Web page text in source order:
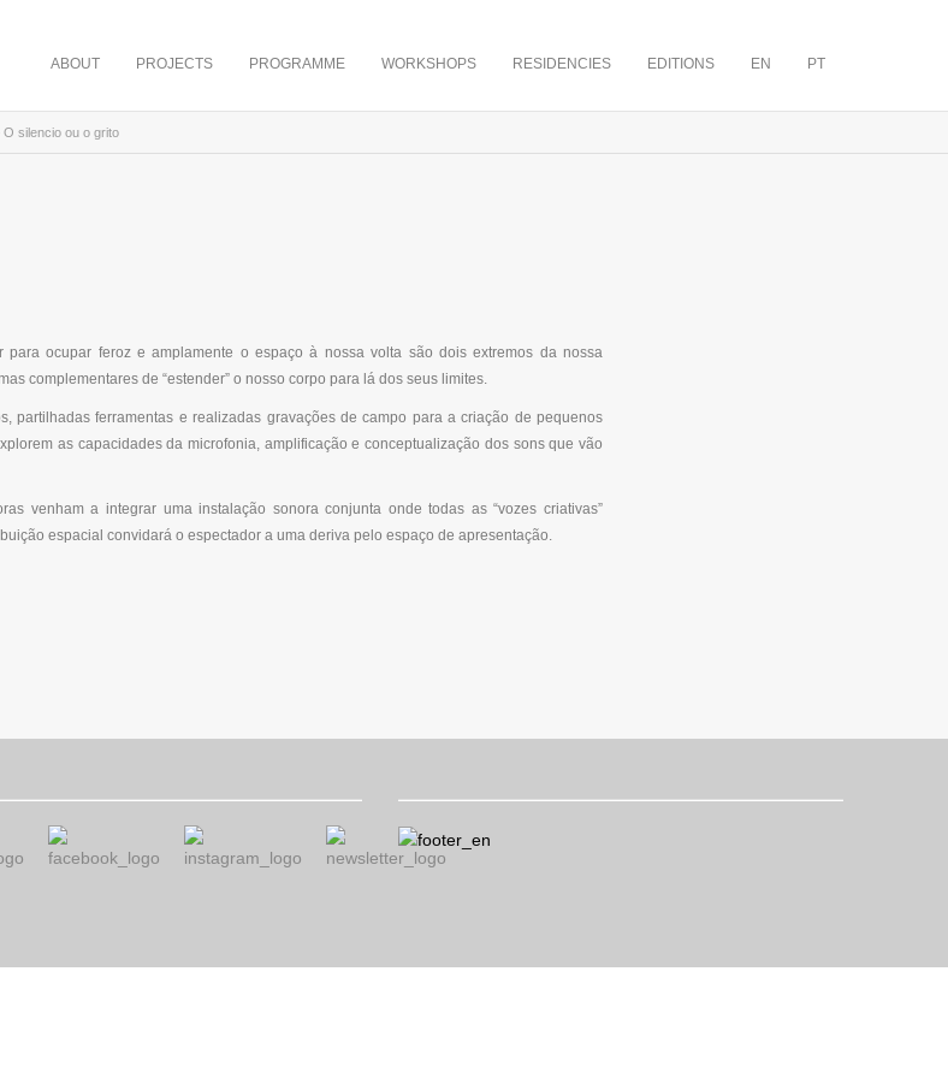
ABOUT PROJECTS PROGRAMME WORKSHOPS RESIDENCIES EDITIONS EN PT
O silencio ou o grito
para ocupar feroz e amplamente o espaço à nossa volta são dois extremos da nossa
complementares de “estender” o nosso corpo para lá dos seus limites.
partilhadas ferramentas e realizadas gravações de campo para a criação de pequenos
as capacidades da microfonia, amplificação e conceptualização dos sons que vão
venham a integrar uma instalação sonora conjunta onde todas as “vozes criativas”
espacial convidará o espectador a uma deriva pelo espaço de apresentação.